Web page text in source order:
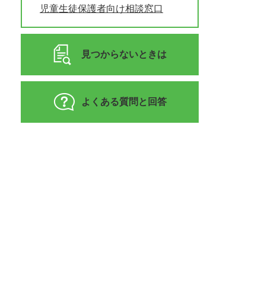
児童生徒保護者向け相談窓口
見つからないときは
よくある質問と回答